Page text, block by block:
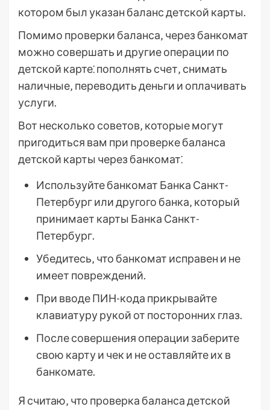
котором был указан баланс детской карты.
Помимо проверки баланса‚ через банкомат
можно совершать и другие операции по
детской карте⁚ пополнять счет‚ снимать
наличные‚ переводить деньги и оплачивать
услуги.
Вот несколько советов‚ которые могут
пригодиться вам при проверке баланса
детской карты через банкомат⁚
Используйте банкомат Банка Санкт-
Петербург или другого банка‚ который
принимает карты Банка Санкт-
Петербург.
Убедитесь‚ что банкомат исправен и не
имеет повреждений.
При вводе ПИН-кода прикрывайте
клавиатуру рукой от посторонних глаз.
После совершения операции заберите
свою карту и чек и не оставляйте их в
банкомате.
Я считаю‚ что проверка баланса детской